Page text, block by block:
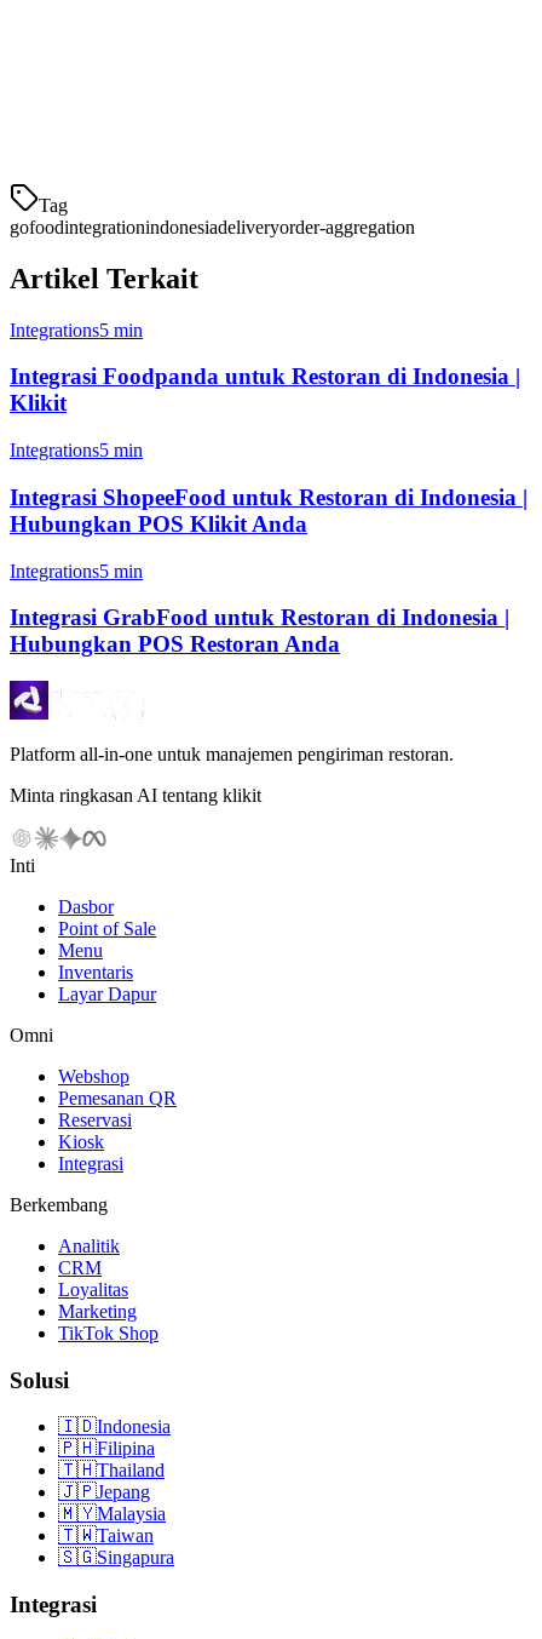
Tag
gofoodintegrationindonesiadeliveryorder-aggregation
Artikel Terkait
Integrations5 min
Integrasi Foodpanda untuk Restoran di Indonesia |
Klikit
Integrations5 min
Integrasi ShopeeFood untuk Restoran di Indonesia |
Hubungkan POS Klikit Anda
Integrations5 min
Integrasi GrabFood untuk Restoran di Indonesia |
Hubungkan POS Restoran Anda
Platform all-in-one untuk manajemen pengiriman restoran.
Minta ringkasan AI tentang klikit
Inti
Dasbor
Point of Sale
Menu
Inventaris
Layar Dapur
Omni
Webshop
Pemesanan QR
Reservasi
Kiosk
Integrasi
Berkembang
Analitik
CRM
Loyalitas
Marketing
TikTok Shop
Solusi
🇮🇩Indonesia
🇵🇭Filipina
🇹🇭Thailand
🇯🇵Jepang
🇲🇾Malaysia
🇹🇼Taiwan
🇸🇬Singapura
Integrasi